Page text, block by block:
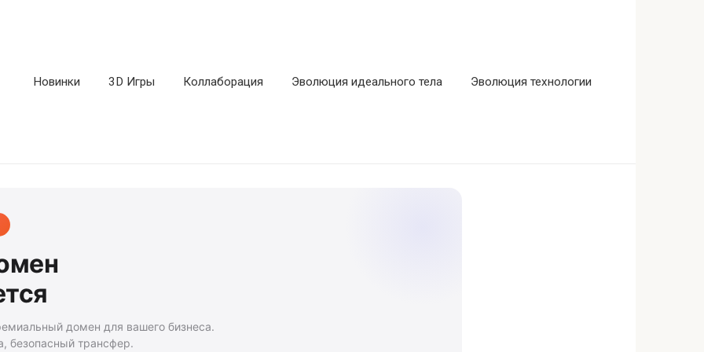
Новинки 3D Игры Коллаборация Эволюция идеального тела Эволюция технологии
домен для вашего бизнеса.
безопасный трансфер.